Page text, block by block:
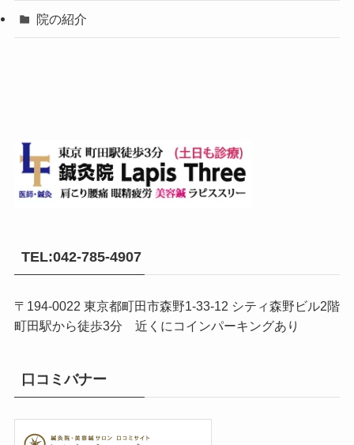
院の紹介
TEL:042-785-4907
〒194-0022 東京都町田市森野1-33-12 シティ森野ビル2階
町田駅から徒歩3分 近くにコインパーキングあり
口コミバナー